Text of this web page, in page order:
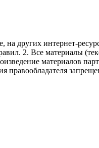
других интернет-
2. Все материалы
материалов
правообладателя